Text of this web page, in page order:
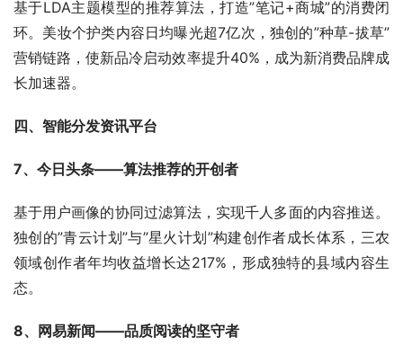
基于LDA主题模型的推荐算法，打造”笔记+商城”的消费闭
环。美妆个护类内容日均曝光超7亿次，独创的”种草-拔草”
营销链路，使新品冷启动效率提升40%，成为新消费品牌成
长加速器。
四、智能分发资讯平台
7、今日头条——算法推荐的开创者
基于用户画像的协同过滤算法，实现千人多面的内容推送。
独创的”青云计划”与”星火计划”构建创作者成长体系，三农
领域创作者年均收益增长达217%，形成独特的县域内容生
态。
8、网易新闻——品质阅读的坚守者